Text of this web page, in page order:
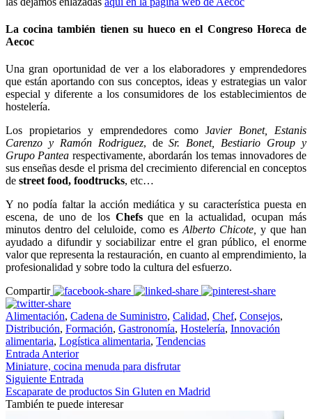
La cocina también tienen su hueco en el Congreso Horeca de
Aecoc
Una gran oportunidad de ver a los elaboradores y emprendedores
que están aportando con sus conceptos, ideas y estrategias un valor
especial y diferente a los consumidores de los establecimientos de
hostelería.
Los propietarios y emprendedores como Javier Bonet, Estanis
Carenzo y Ramón Rodriguez, deSr. Bonet, Bestiario Group y
Grupo Pantea respectivamente, abordarán los temas innovadores de
sus enseñas desde el prisma del crecimiento diferencial en conceptos
de street food, foodtrucks, etc…
Y no podía faltar la acción mediática y su característica puesta en
escena, de uno de los Chefsque en la actualidad, ocupan más
minutos dentro del celuloide, como es Alberto Chicote, y que han
ayudado a difundir y sociabilizar entre el gran público, el enorme
valor que representa la restauración, en cuanto al emprendimiento, la
profesionalidad y sobre todo la cultura del esfuerzo.
Compartir
Alimentación, Cadena de Suministro, Calidad, Chef, Consejos,
Distribución, Formación, Gastronomía, Hostelería, Innovación
alimentaria, Logística alimentaria, Tendencias
Entrada Anterior
Miniature, cocina menuda para disfrutar
Siguiente Entrada
Escaparate de productos Sin Gluten en Madrid
También te puede interesar